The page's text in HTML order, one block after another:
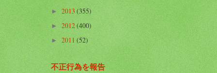
►2013(355)
►2012(400)
►2011(52)
不正行為を報告